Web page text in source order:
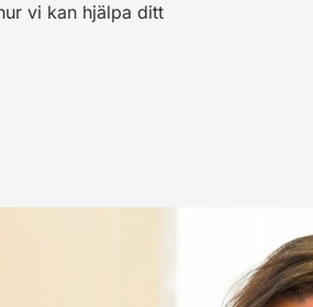
vi kan hjälpa ditt